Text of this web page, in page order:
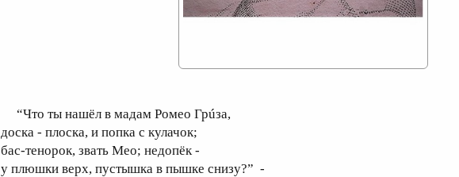
“Что ты нашёл в мадам Ромео Грúза,
доска - плоска, и попка с кулачок;
бас-тенорок, звать Мео; недопёк -
у плюшки верх, пустышка в пышке снизу?” -